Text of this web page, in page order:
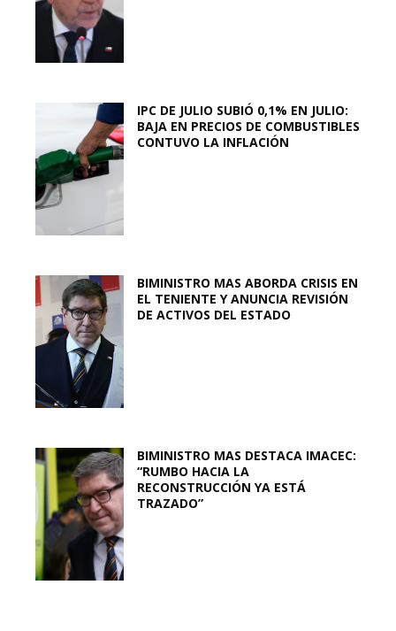
IPC DE JULIO SUBIÓ 0,1% EN JULIO:
BAJA EN PRECIOS DE COMBUSTIBLES
CONTUVO LA INFLACIÓN
BIMINISTRO MAS ABORDA CRISIS EN
EL TENIENTE Y ANUNCIA REVISIÓN
DE ACTIVOS DEL ESTADO
BIMINISTRO MAS DESTACA IMACEC:
“RUMBO HACIA LA
RECONSTRUCCIÓN YA ESTÁ
TRAZADO”